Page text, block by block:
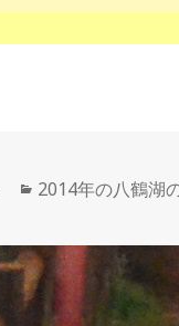
カ
ゴ
リ
ー
2014年の八鶴湖